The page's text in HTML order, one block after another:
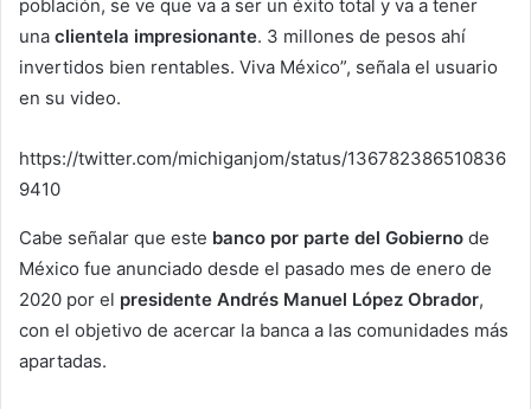
población, se ve que va a ser un éxito total y va a tener
una clientela impresionante. 3 millones de pesos ahí
invertidos bien rentables. Viva México”, señala el usuario
en su video.
https://twitter.com/michiganjom/status/136782386510836
9410
Cabe señalar que este banco por parte del Gobierno de
México fue anunciado desde el pasado mes de enero de
2020 por el presidente Andrés Manuel López Obrador,
con el objetivo de acercar la banca a las comunidades más
apartadas.